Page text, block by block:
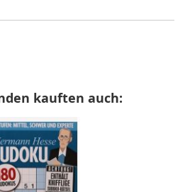
kauften auch: